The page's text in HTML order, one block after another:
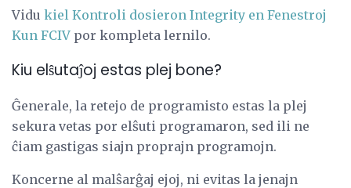
Vidu kiel Kontroli dosieron Integrity en Fenestroj
Kun FCIV por kompleta lernilo.
Kiu elŝutaĵoj estas plej bone?
Ĝenerale, la retejo de programisto estas la plej
sekura vetas por elŝuti programaron, sed ili ne
ĉiam gastigas siajn proprajn programojn.
Koncerne al malŝarĝaj ejoj, ni evitas la jenajn